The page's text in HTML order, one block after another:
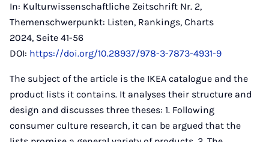
In: Kulturwissenschaftliche Zeitschrift Nr. 2,
Themenschwerpunkt: Listen, Rankings, Charts
2024, Seite 41-56
DOI: https://doi.org/10.28937/978-3-7873-4931-9
The subject of the article is the IKEA catalogue and the
product lists it contains. It analyses their structure and
design and discusses three theses: 1. Following
consumer culture research, it can be argued that the